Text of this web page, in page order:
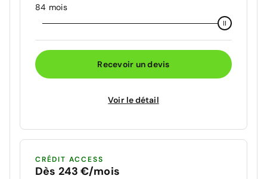
84 mois
Recevoir un devis
Voir le détail
CRÉDIT ACCESS
Dès 243 €/mois